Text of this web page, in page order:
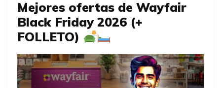
Mejores ofertas de Wayfair
Black Friday 2026 (+
FOLLETO)